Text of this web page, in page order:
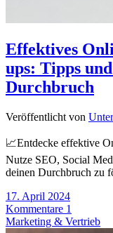
Effektives
ups: Tipps
Durchbruch
Veröffentlicht von
📈Entdecke effektive
Nutze SEO, Social
deinen Durchbruch zu
17. April 2024
Kommentare 1
Marketing & Vertrieb